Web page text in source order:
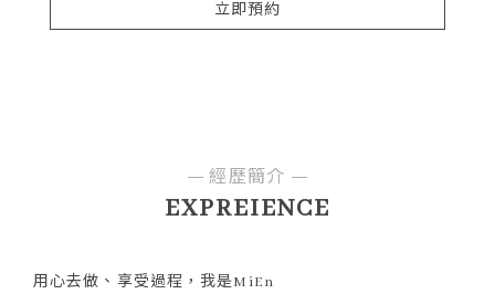
立即預約
EXPREIENCE
經歷簡介
用心去做、享受過程，我是MiEn